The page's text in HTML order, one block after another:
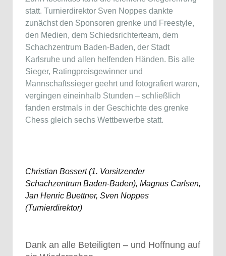
statt. Turnierdirektor Sven Noppes dankte
zunächst den Sponsoren grenke und Freestyle,
den Medien, dem Schiedsrichterteam, dem
Schachzentrum Baden-Baden, der Stadt
Karlsruhe und allen helfenden Händen. Bis alle
Sieger, Ratingpreisgewinner und
Mannschaftssieger geehrt und fotografiert waren,
vergingen eineinhalb Stunden – schließlich
fanden erstmals in der Geschichte des grenke
Chess gleich sechs Wettbewerbe statt.
Christian Bossert (1. Vorsitzender
Schachzentrum Baden-Baden), Magnus Carlsen,
Jan Henric Buettner, Sven Noppes
(Turnierdirektor)
Dank an alle Beteiligten – und Hoffnung auf